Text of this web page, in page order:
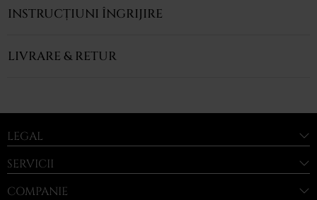
INSTRUCȚIUNI ÎNGRIJIRE
LIVRARE & RETUR
LEGAL
SERVICII
COMPANIE